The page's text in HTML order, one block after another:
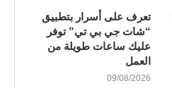
تعرف على أسرار بتطبيق
“شات جي بي تي” توفر
عليك ساعات طويلة من
العمل
09/08/2026